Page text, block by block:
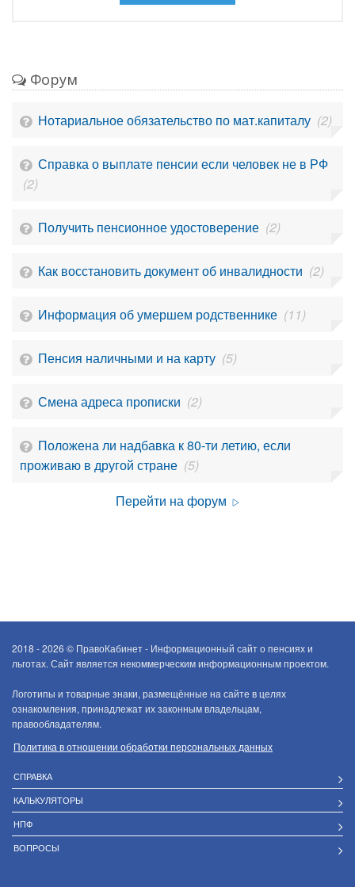
Форум
Нотариальное обязательство по мат.капиталу (2)
Справка о выплате пенсии если человек не в РФ
(2)
Получить пенсионное удостоверение (2)
Как восстановить документ об инвалидности (2)
Информация об умершем родственнике (11)
Пенсия наличными и на карту (5)
Смена адреса прописки (2)
Положена ли надбавка к 80-ти летию, если
проживаю в другой стране (5)
Перейти на форум
2018 - 2026 © ПравоКабинет - Информационный сайт о пенсиях и
льготах. Сайт является некоммерческим информационным проектом.
Логотипы и товарные знаки, размещённые на сайте в целях
ознакомления, принадлежат их законным владельцам,
правообладателям.
Политика в отношении обработки персональных данных
СПРАВКА
КАЛЬКУЛЯТОРЫ
НПФ
ВОПРОСЫ